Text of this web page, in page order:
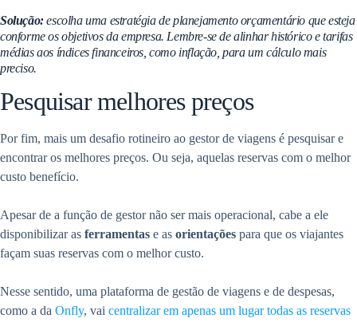
Solução:escolha uma estratégia de planejamento orçamentário que esteja
conforme os objetivos da empresa. Lembre-se de alinhar histórico e tarifas
médias aos índices financeiros, como inflação, para um cálculo mais
preciso.
Pesquisar melhores preços
Por fim, mais um desafio rotineiro ao gestor de viagens é pesquisar e
encontrar os melhores preços. Ou seja, aquelas reservas com o melhor
custo benefício.
Apesar de a função de gestor não ser mais operacional, cabe a ele
disponibilizar as ferramentas e as orientações para que os viajantes
façam suas reservas com o melhor custo.
Nesse sentido, uma plataforma de gestão de viagens e de despesas,
como a da Onfly, vai centralizar em apenas um lugar todas as reservas